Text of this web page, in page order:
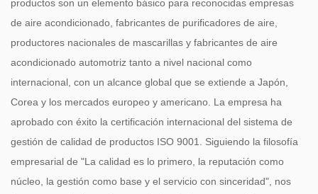
productos son un elemento básico para reconocidas empresas
de aire acondicionado, fabricantes de purificadores de aire,
productores nacionales de mascarillas y fabricantes de aire
acondicionado automotriz tanto a nivel nacional como
internacional, con un alcance global que se extiende a Japón,
Corea y los mercados europeo y americano. La empresa ha
aprobado con éxito la certificación internacional del sistema de
gestión de calidad de productos ISO 9001. Siguiendo la filosofía
empresarial de "La calidad es lo primero, la reputación como
núcleo, la gestión como base y el servicio con sinceridad", nos